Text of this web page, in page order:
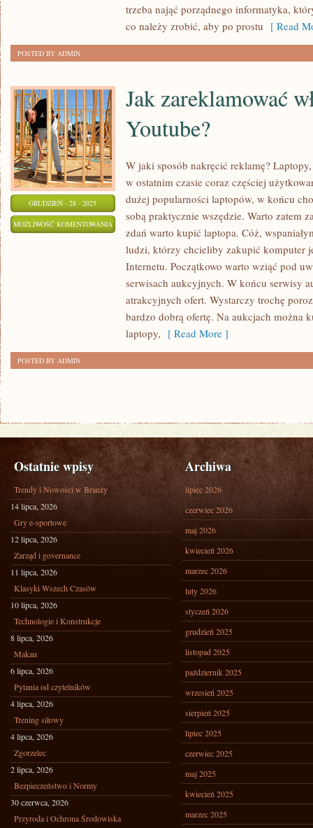
FUNKCJONOWANIE
SWOJEJ
FIRMY?
trzeba nająć porządnego informatyka,
co należy zrobić, aby po prostu [ Read
POSTED BY ADMIN
GRUDZIEŃ - 28 - 2025
MOŻLIWOŚĆ KOMENTOWANIA
Jak zareklamować
Youtube?
W jaki sposób nakręcić reklamę?
w ostatnim czasie coraz częściej
dużej popularności laptopów, w końcu
sobą praktycznie wszędzie. Warto zatem
zdań warto kupić laptopa. Cóż,
ludzi, którzy chcieliby zakupić komputer
Internetu. Początkowo warto wziąć pod
serwisach aukcyjnych. W końcu serwisy
atrakcyjnych ofert. Wystarczy trochę
bardzo dobrą ofertę. Na aukcjach można
laptopy, [ Read More ]
POSTED BY ADMIN
Ostatnie wpisy
Trendy i Nowości w Branży
14 lipca, 2026
Gry e-sportowe
12 lipca, 2026
Zarząd i governance
11 lipca, 2026
Klasyki Wszech Czasów
10 lipca, 2026
Technologie i Konstrukcje
8 lipca, 2026
Makau
6 lipca, 2026
Pytania od czytelników
4 lipca, 2026
Trening siłowy
4 lipca, 2026
Zgorzelec
2 lipca, 2026
Bezpieczeństwo i Normy
30 czerwca, 2026
Przyroda i Ochrona Środowiska
Archiwa
lipiec 2026
czerwiec 2026
maj 2026
kwiecień 2026
marzec 2026
luty 2026
styczeń 2026
grudzień 2025
listopad 2025
październik 2025
wrzesień 2025
sierpień 2025
lipiec 2025
czerwiec 2025
maj 2025
kwiecień 2025
marzec 2025